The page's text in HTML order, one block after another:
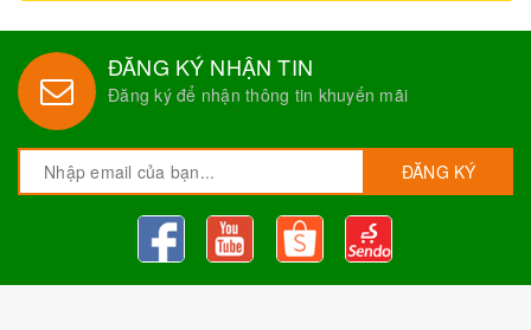
ĐĂNG KÝ NHẬN TIN
Đăng ký để nhận thông tin khuyến mãi
ĐĂNG KÝ